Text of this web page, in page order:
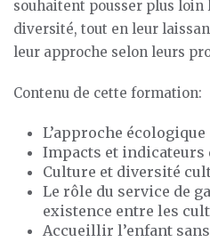
souhaitent pousser plus
diversité, tout en leur
leur approche selon leurs
Contenu de cette formation:
L’approche écologique
Impacts et indicateurs
Culture et diversité
Le rôle du service de
existence entre les
Accueillir l’enfant